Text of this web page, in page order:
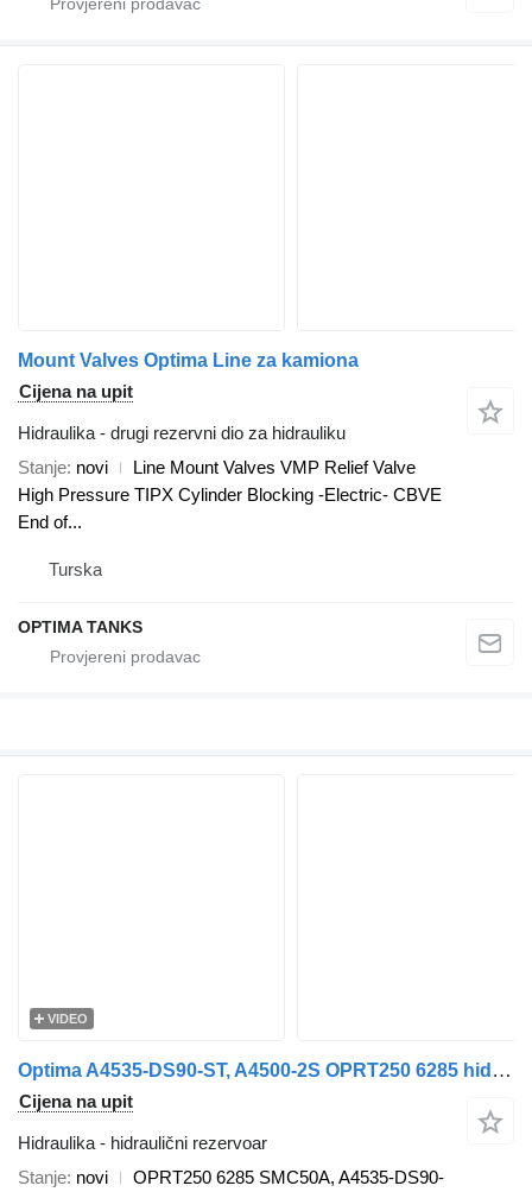
Mount Valves Optima Line za kamiona
Cijena na upit
Hidraulika - drugi rezervni dio za hidrauliku
Stanje novi
Line Mount Valves VMP Relief Valve
High Pressure TIPX Cylinder Blocking -Electric- CBVE
End of...
Turska
OPTIMA TANKS
VIDEO
Optima A4535-DS90-ST, A4500-2S OPRT250 6285 hidraulični rezervoar za kamiona
Cijena na upit
Hidraulika - hidraulični rezervoar
Stanje novi
OPRT250 6285 SMC50A, A4535-DS90-